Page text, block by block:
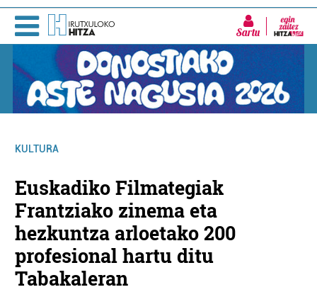
Sartu
KULTURA
Euskadiko Filmategiak
Frantziako zinema eta
hezkuntza arloetako 200
profesional hartu ditu
Tabakaleran